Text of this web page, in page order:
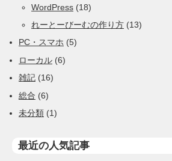
WordPress (18)
れーとーびーむの作り方 (13)
PC・スマホ (5)
ローカル (6)
雑記 (16)
総合 (6)
未分類 (1)
最近の人気記事